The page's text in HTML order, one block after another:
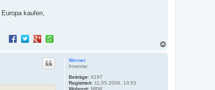
kaufen,
Werner
Inventar
Beiträge: 9197
Registriert: 11.05.2006, 10:55
Wohnort: NRW